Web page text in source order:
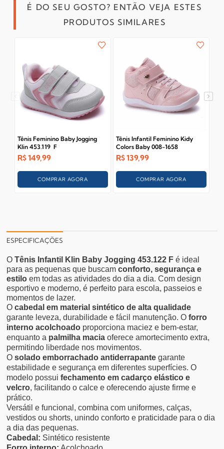
É DO SEU GOSTO? ENTÃO VEJA ESTES
PRODUTOS SIMILARES
Tênis Feminino Baby Jogging
Klin 453.119 F
R$149,99
COMPRAR AGORA
Tênis Infantil Feminino Kidy
Colors Baby 008-1658
R$139,99
COMPRAR AGORA
ESPECIFICAÇÕES
OTênis Infantil Klin Baby Jogging 453.122 F é ideal
para as pequenas que buscamconforto, segurança e
estilo em todas as atividades do dia a dia. Com design
esportivo e moderno, é perfeito para escola, passeios e
momentos de lazer.
Ocabedal em material sintético de alta qualidade
garante leveza, durabilidade e fácil manutenção. Oforro
interno acolchoado proporciona maciez e bem-estar,
enquanto a palmilha macia oferece amortecimento extra,
permitindo liberdade nos movimentos.
Osolado emborrachado antiderrapante garante
estabilidade e segurança em diferentes superfícies. O
modelo possuifechamento em cadarço elástico e
velcro, facilitando o calce e oferecendo ajuste firme e
prático.
Versátil e funcional, combina com uniformes, calças,
vestidos ou shorts, unindo conforto e praticidade para o dia
a dia das pequenas.
Cabedal: Sintético resistente